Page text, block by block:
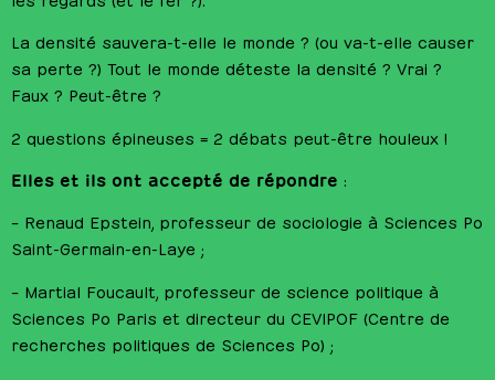
La densité sauvera-t-elle le monde ? (ou va-t-elle causer
sa perte ?) Tout le monde déteste la densité ? Vrai ?
Faux ? Peut-être ?
2 questions épineuses = 2 débats peut-être houleux !
Elles et ils ont accepté de répondre :
– Renaud Epstein, professeur de sociologie à Sciences Po
Saint-Germain-en-Laye ;
– Martial Foucault , professeur de science politique à
Sciences Po Paris et directeur du CEVIPOF (Centre de
recherches politiques de Sciences Po) ;